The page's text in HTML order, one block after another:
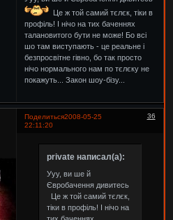
Це ж той самий тєлєк, тіки в
профіль! І нічо на тих баченнях
талановитого бути не може! Бо всі
шо там виступають - це реальне і
безпросвітне гівно, бо так просто
нічо нормального нам по тєлєку не
покажуть... Закон шоу-бізу...
Поделиться 36
2008-05-25
22:11:20
private написал(а):
Ууу, ви ше й
Євробачення дивитесь
Це ж той самий тєлєк,
тіки в профіль! І нічо на
тих баченнях